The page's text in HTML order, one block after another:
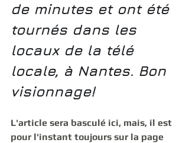
de minutes et ont été
tournés dans les
locaux de la télé
locale, à Nantes. Bon
visionnage!
L'article sera basculé ici, mais, il est
pour l'instant toujours sur la page